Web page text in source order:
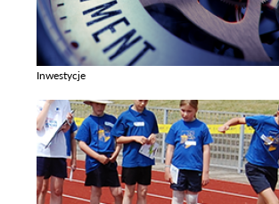
Inwestycje